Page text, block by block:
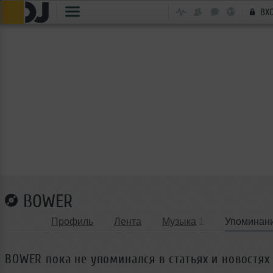
BOWER
Профиль Лента Музыка
BOWER пока не упоминался в статьях и новостях